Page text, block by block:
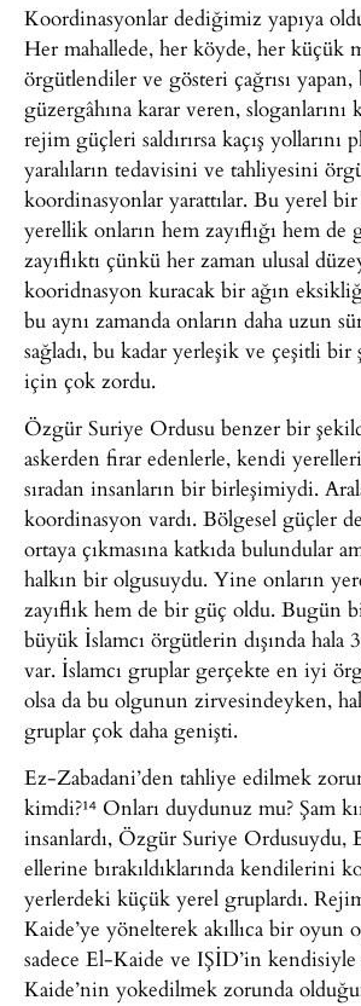
Koordinasyonlar dediğimiz yapıya
Her mahallede, her köyde, her küçük
örgütlendiler ve gösteri çağrısı
güzergâhına karar veren, sloganlarını
rejim güçleri saldırırsa kaçış yollarını
yaralıların tedavisini ve tahliyesini
koordinasyonlar yarattılar. Bu yerel
yerellik onların hem zayıflığı hem
zayıflıktı çünkü her zaman ulusal
kooridnasyon kuracak bir ağın
bu aynı zamanda onların daha uzun
sağladı, bu kadar yerleşik ve çeşitli
için çok zordu.
Özgür Suriye Ordusu benzer bir
askerden firar edenlerle, kendi
sıradan insanların bir birleşimiydi.
koordinasyon vardı. Bölgesel güçler
ortaya çıkmasına katkıda bulundular
halkın bir olgusuydu. Yine onların
zayıflık hem de bir güç oldu. Bugün
büyük İslamcı örgütlerin dışında hala
var. İslamcı gruplar gerçekte en iyi
olsa da bu olgunun zirvesindeyken,
gruplar çok daha genişti.
Ez-Zabadani’den tahliye edilmek
kimdi?¹⁴ Onları duydunuz mu? Şam
insanlardı, Özgür Suriye Ordusuydu,
ellerine bırakıldıklarında kendilerini
yerlerdeki küçük yerel gruplardı.
Kaide’ye yönelterek akıllıca bir oyun
sadece El-Kaide ve IŞİD’in kendisiyle
Kaide’nin yokedilmek zorunda